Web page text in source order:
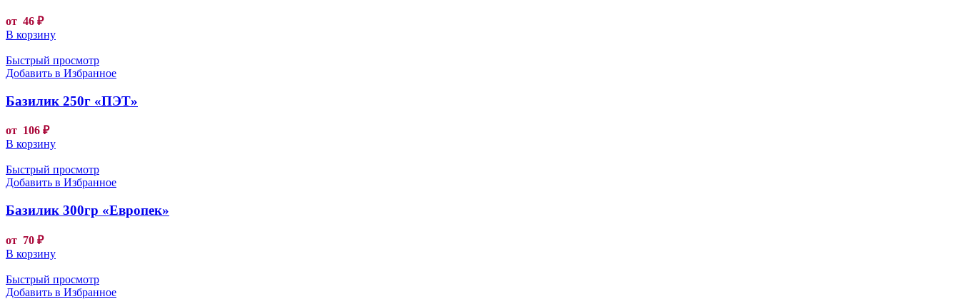
от 46 ₽
В корзину
Быстрый просмотр
Добавить в Избранное
Базилик 250г «ПЭТ»
от 106 ₽
В корзину
Быстрый просмотр
Добавить в Избранное
Базилик 300гр «Европек»
от 70 ₽
В корзину
Быстрый просмотр
Добавить в Избранное